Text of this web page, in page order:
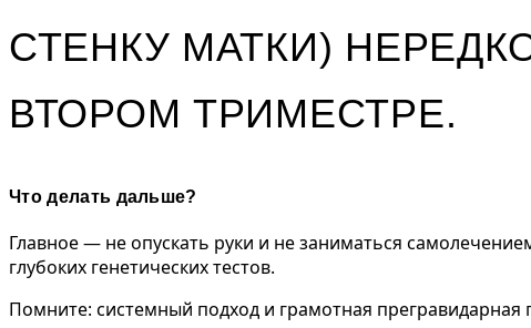
СТЕНКУ МАТКИ)
ВТОРОМ ТРИМЕСТРЕ.
Что делать дальше?
Главное — не опускать руки и не заниматься
глубоких генетических тестов.
Помните: системный подход и грамотная